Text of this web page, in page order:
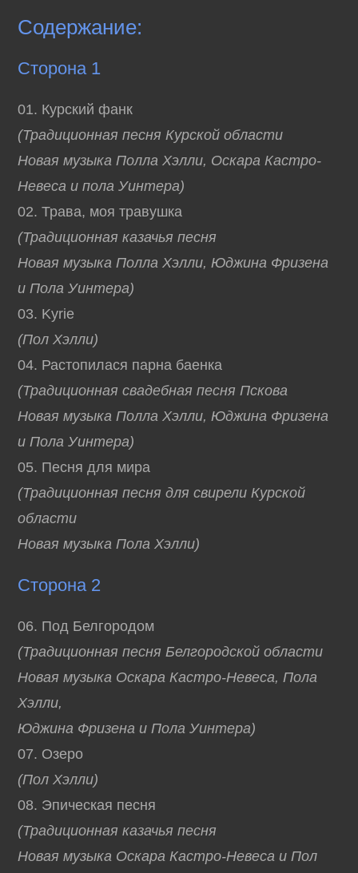
Содержание:
Сторона 1
01. Курский фанк
(Традиционная песня Курской области
Новая музыка Полла Хэлли, Оскара Кастро-
Невеса и пола Уинтера)
02. Трава, моя травушка
(Традиционная казачья песня
Новая музыка Полла Хэлли, Юджина Фризена
и Пола Уинтера)
03. Kyrie
(Пол Хэлли)
04. Растопилася парна баенка
(Традиционная свадебная песня Пскова
Новая музыка Полла Хэлли, Юджина Фризена
и Пола Уинтера)
05. Песня для мира
(Традиционная песня для свирели Курской
области
Новая музыка Пола Хэлли)
Сторона 2
06. Под Белгородом
(Традиционная песня Белгородской области
Новая музыка Оскара Кастро-Невеса, Пола
Хэлли,
Юджина Фризена и Пола Уинтера)
07. Озеро
(Пол Хэлли)
08. Эпическая песня
(Традиционная казачья песня
Новая музыка Оскара Кастро-Невеса и Пол